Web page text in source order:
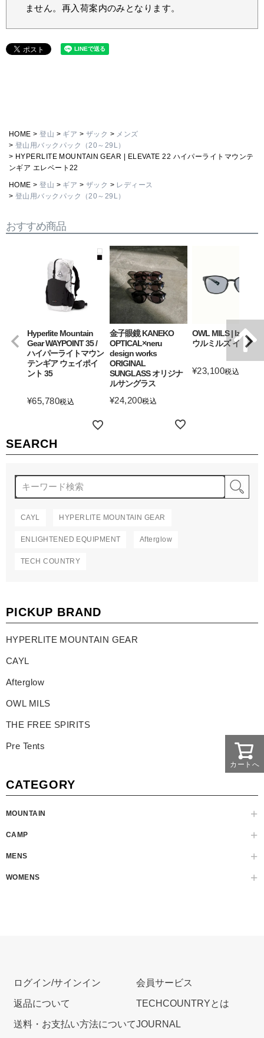
SEARCH
CAYL HYPERLITE MOUNTAIN GEAR
ENLIGHTENED EQUIPMENT Afterglow
TECH COUNTRY
PICKUP BRAND
HYPERLITE MOUNTAIN GEAR
CAYL
Afterglow
OWL MILS
THE FREE SPIRITS
Pre Tents
CATEGORY
MOUNTAIN
CAMP
MENS
WOMENS
ません。再入荷案内のみとなります。
HOME 登山 ギア ザック
メンズ
登山用バックパック（20～29L）
HYPERLITE MOUNTAIN GEAR | ELEVATE 22 ハイパーライトマウンテ
ンギア エレベート22
HOME 登山 ギア ザック
レディース
登山用バックパック（20～29L）
おすすめ商品
Hyperlite Mountain
Gear WAYPOINT 35 /
ハイパーライトマウン
テンギア ウェイポイ
ント 35
¥65,780税込
金子眼鏡 KANEKO
OPTICAL×neru
design works
ORIGINAL
SUNGLASS オリジナ
ルサングラス
¥24,200税込
OWL MILS | Izanagi
ウルミルズ イザナギ
¥23,100税込
カートへ
ログイン/サインイン
返品について
送料・お支払い方法について
会員サービス
TECHCOUNTRYとは
JOURNAL